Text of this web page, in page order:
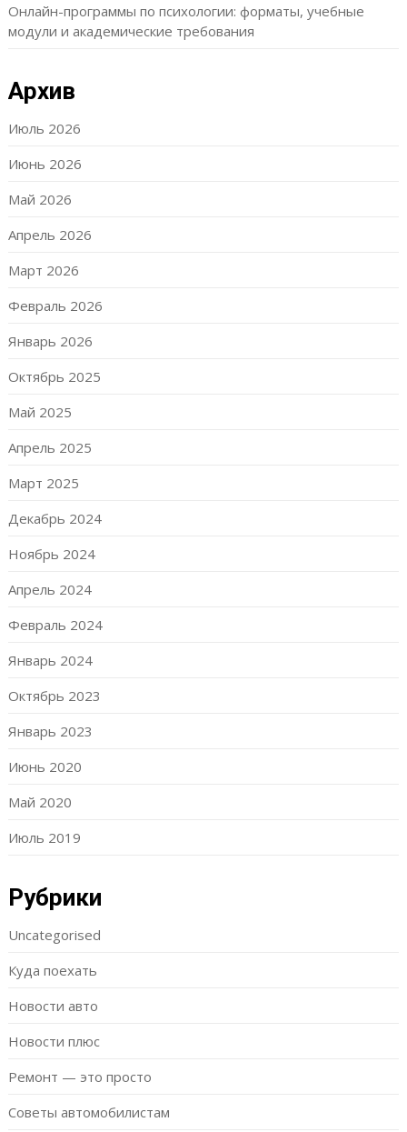
Онлайн-программы по психологии: форматы, учебные
модули и академические требования
Архив
Июль 2026
Июнь 2026
Май 2026
Апрель 2026
Март 2026
Февраль 2026
Январь 2026
Октябрь 2025
Май 2025
Апрель 2025
Март 2025
Декабрь 2024
Ноябрь 2024
Апрель 2024
Февраль 2024
Январь 2024
Октябрь 2023
Январь 2023
Июнь 2020
Май 2020
Июль 2019
Рубрики
Uncategorised
Куда поехать
Новости авто
Новости плюс
Ремонт — это просто
Советы автомобилистам